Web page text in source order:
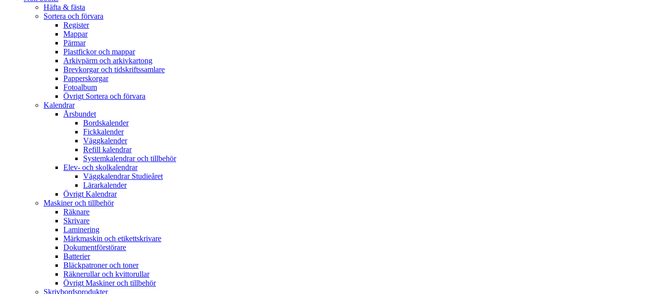
Häfta & fästa
Sortera och förvara
Register
Mappar
Pärmar
Plastfickor och mappar
Arkivpärm och arkivkartong
Brevkorgar och tidskriftssamlare
Papperskorgar
Fotoalbum
Övrigt Sortera och förvara
Kalendrar
Årsbundet
Bordskalender
Fickkalender
Väggkalender
Refill kalendrar
Systemkalendrar och tillbehör
Elev- och skolkalendrar
Väggkalendrar Studieåret
Lärarkalender
Övrigt Kalendrar
Maskiner och tillbehör
Räknare
Skrivare
Laminering
Märkmaskin och etikettskrivare
Dokumentförstörare
Batterier
Bläckpatroner och toner
Räknerullar och kvittorullar
Övrigt Maskiner och tillbehör
Skrivbordsprodukter